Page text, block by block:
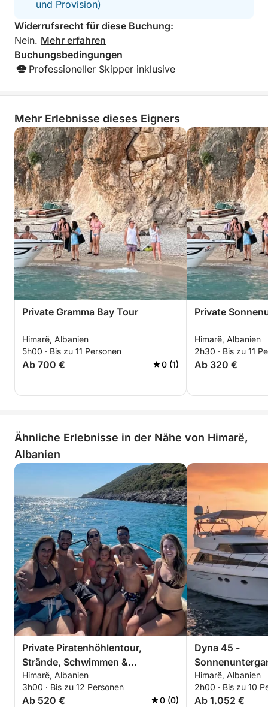
und Provision)
Widerrufsrecht für diese Buchung:
Nein. Mehr erfahren
Buchungsbedingungen
Professioneller Skipper inklusive
Mehr Erlebnisse dieses Eigners
Private Gramma Bay Tour
Himarë, Albanien
5h00 · Bis zu 11 Personen
Ab 700 € 0 (1)
Private
Himarë, Albanien
2h30 · Bis zu 11
Ab 320 €
Ähnliche Erlebnisse in der Nähe von Himarë,
Albanien
Private Piratenhöhlentour,
Strände, Schwimmen &
Schnorcheln – 3-stündige
exklusive Tour
Himarë, Albanien
3h00 · Bis zu 12 Personen
Ab 520 € 0 (0)
Dyna 45 -
Himarë, Albanien
2h00 · Bis zu 10
Ab 1.052 €